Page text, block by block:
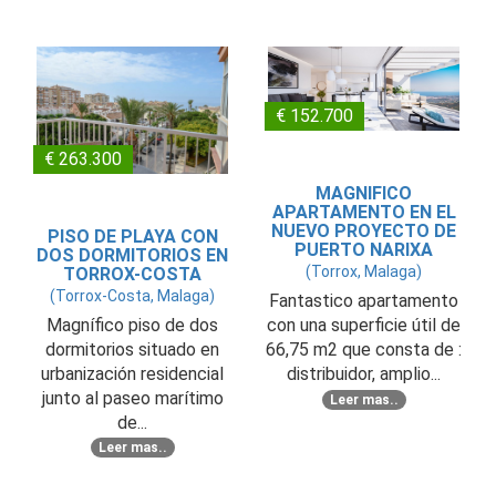
€ 263.300
PISO DE PLAYA CON
DOS DORMITORIOS EN
TORROX-COSTA
(Torrox-Costa, Malaga)
Magnífico piso de dos
dormitorios situado en
urbanización residencial
junto al paseo marítimo
de...
Leer mas..
€ 152.700
MAGNIFICO
APARTAMENTO EN EL
NUEVO PROYECTO DE
PUERTO NARIXA
(Torrox, Malaga)
Fantastico apartamento
con una superficie útil de
66,75 m2 que consta de :
distribuidor, amplio...
Leer mas..